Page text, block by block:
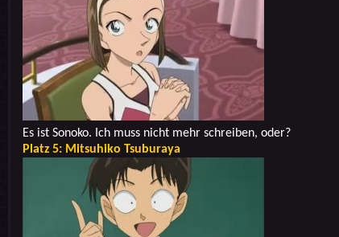
Es ist Sonoko. Ich muss nicht mehr schreiben, oder?
Platz 5: Mitsuhiko Tsuburaya